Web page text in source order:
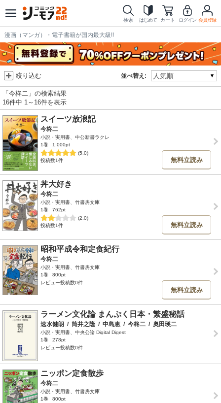
検索 はじめて カート ログイン 会員登録
漫画（マンガ）・電子書籍が国内最大級!!
並べ替え:
絞り込む
「今柊二」の検索結果
16件中 1～16件を表示
スイーツ放浪記
今柊二
小説・実用書、中公新書ラクレ
1巻
1,000pt
(5.0)
投稿数1件
無料立読み
丼大好き
今柊二
小説・実用書、竹書房文庫
1巻
762pt
(2.0)
投稿数1件
無料立読み
昭和平成令和定食紀行
今柊二
小説・実用書、竹書房文庫
1巻
800pt
レビュー投稿数0件
無料立読み
ラーメン文化論 まんぷく日本・繁盛秘話
速水健朗 / 筒井之隆 / 中島恵 / 今柊二 / 奥田瑛二
小説・実用書、中央公論 Digital Digest
1巻
278pt
レビュー投稿数0件
ニッポン定食散歩
今柊二
小説・実用書、竹書房文庫
1巻
800pt